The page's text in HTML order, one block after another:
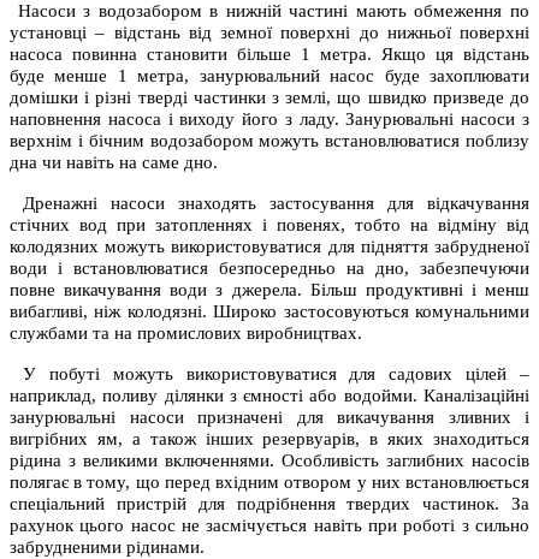
Насоси з водозабором в нижній частині мають обмеження по
установці – відстань від земної поверхні до нижньої поверхні
насоса повинна становити більше 1 метра. Якщо ця відстань
буде менше 1 метра, занурювальний насос буде захоплювати
домішки і різні тверді частинки з землі, що швидко призведе до
наповнення насоса і виходу його з ладу. Занурювальні насоси з
верхнім і бічним водозабором можуть встановлюватися поблизу
дна чи навіть на саме дно.
Дренажні насоси знаходять застосування для відкачування
стічних вод при затопленнях і повенях, тобто на відміну від
колодязних можуть використовуватися для підняття забрудненої
води і встановлюватися безпосередньо на дно, забезпечуючи
повне викачування води з джерела. Більш продуктивні і менш
вибагливі, ніж колодязні. Широко застосовуються комунальними
службами та на промислових виробництвах.
У побуті можуть використовуватися для садових цілей –
наприклад, поливу ділянки з ємності або водойми. Каналізаційні
занурювальні насоси призначені для викачування зливних і
вигрібних ям, а також інших резервуарів, в яких знаходиться
рідина з великими включеннями. Особливість заглибних насосів
полягає в тому, що перед вхідним отвором у них встановлюється
спеціальний пристрій для подрібнення твердих частинок. За
рахунок цього насос не засмічується навіть при роботі з сильно
забрудненими рідинами.